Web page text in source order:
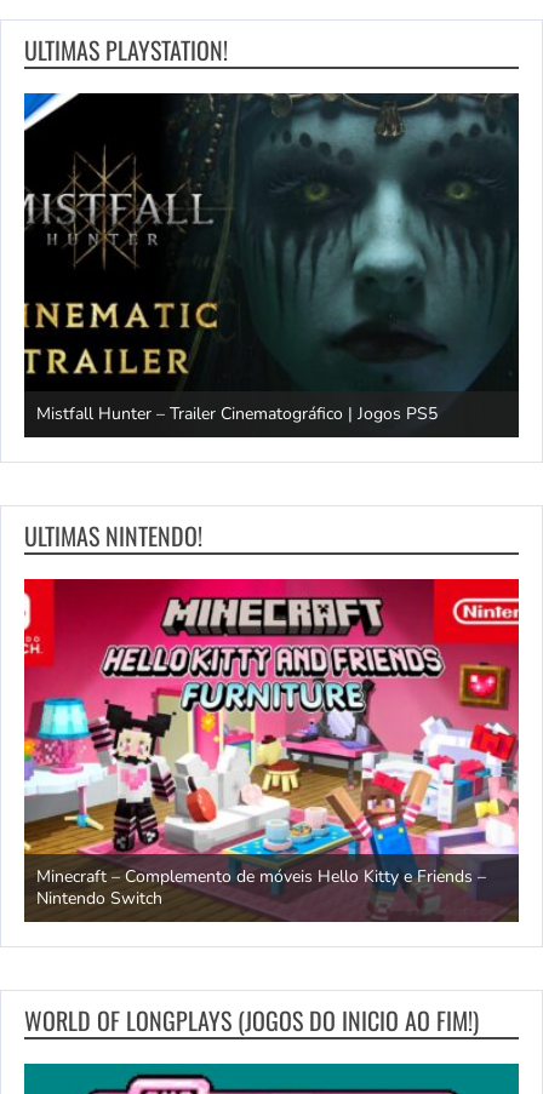
ULTIMAS PLAYSTATION!
Mistfall Hunter – Trailer Cinematográfico | Jogos PS5
ULTIMAS NINTENDO!
Minecraft – Complemento de móveis Hello Kitty e Friends –
Nintendo Switch
WORLD OF LONGPLAYS (JOGOS DO INICIO AO FIM!)